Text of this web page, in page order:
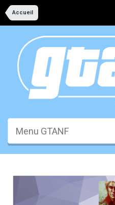
Accueil
Menu GTANF